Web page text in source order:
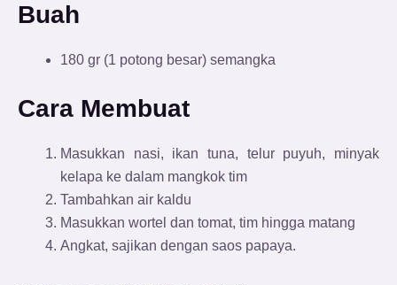
Buah
180 gr (1 potong besar) semangka
Cara Membuat
Masukkan nasi, ikan tuna, telur puyuh, minyak
kelapa ke dalam mangkok tim
Tambahkan air kaldu
Masukkan wortel dan tomat, tim hingga matang
Angkat, sajikan dengan saos papaya.